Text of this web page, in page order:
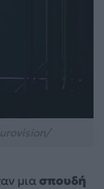
μιασπουδή